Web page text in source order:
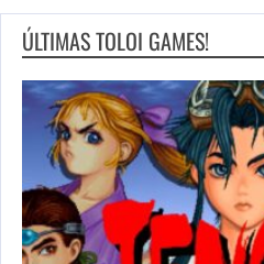
ÚLTIMAS TOLOI GAMES!